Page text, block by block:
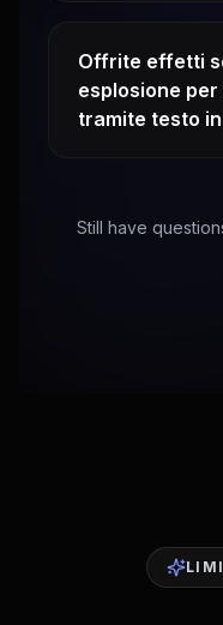
Offrite effetti
esplosione
tramite testo
Still have